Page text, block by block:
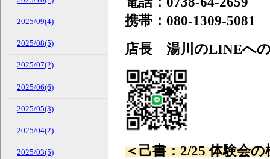
2025/09(4)
2025/08(5)
2025/07(2)
2025/06(6)
2025/05(3)
2025/04(2)
2025/03(5)
携帯：080-1309-5081
店長 湯川のLINEへ
＜己書：2/25 体験会の